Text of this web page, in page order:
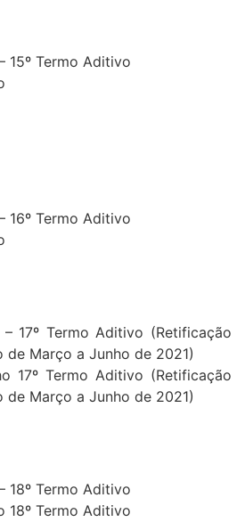
15º Termo Aditivo
16º Termo Aditivo
17º Termo Aditivo (Retificação
de Março a Junho de 2021)
17º Termo Aditivo (Retificação
de Março a Junho de 2021)
18º Termo Aditivo
18º Termo Aditivo